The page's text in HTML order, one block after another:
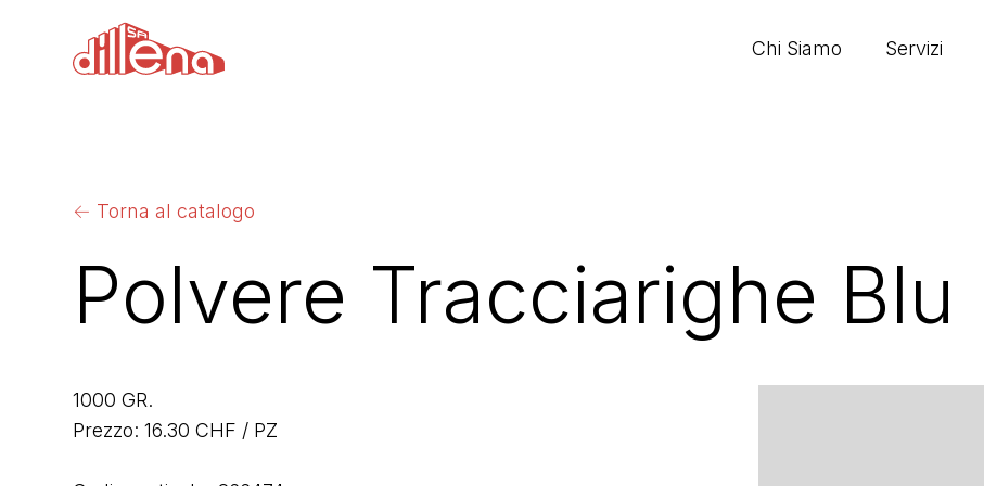
Chi Siamo Servizi
← Torna al catalogo
Polvere Tracciarighe Blu
1000 GR.
Prezzo: 16.30 CHF / PZ